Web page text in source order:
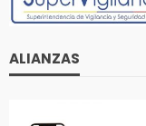
ALIANZAS